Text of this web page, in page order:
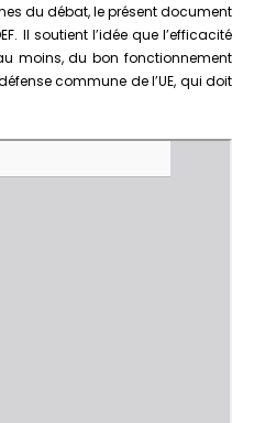
du débat, le présent document
Il soutient l’idée que l’efficacité
moins, du bon fonctionnement
commune de l’UE, qui doit